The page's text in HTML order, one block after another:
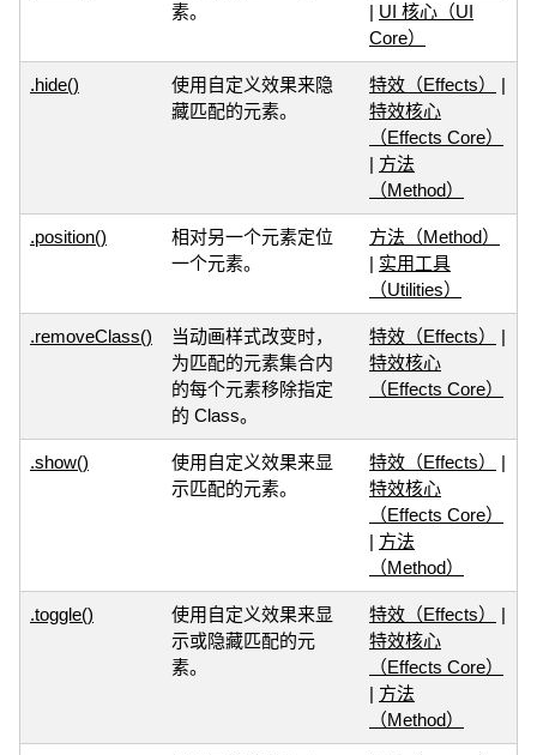
素。
| UI 核心（UI
Core）
.hide()
使用自定义效果来隐
藏匹配的元素。
特效（Effects）
|
特效核心
（Effects Core）
| 方法
（Method）
.position()
相对另一个元素定位
一个元素。
方法（Method）
| 实用工具
（Utilities）
.removeClass()
当动画样式改变时，
为匹配的元素集合内
的每个元素移除指定
的 Class。
特效（Effects）
|
特效核心
（Effects Core）
.show()
使用自定义效果来显
示匹配的元素。
特效（Effects）
|
特效核心
（Effects Core）
| 方法
（Method）
.toggle()
使用自定义效果来显
示或隐藏匹配的元
素。
特效（Effects）
|
特效核心
（Effects Core）
| 方法
（Method）